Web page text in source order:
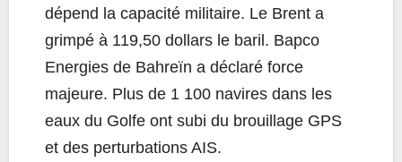
dépend la capacité militaire. Le Brent a
grimpé à 119,50 dollars le baril. Bapco
Energies de Bahreïn a déclaré force
majeure. Plus de 1 100 navires dans les
eaux du Golfe ont subi du brouillage GPS
et des perturbations AIS.